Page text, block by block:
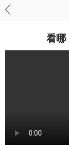
看哪